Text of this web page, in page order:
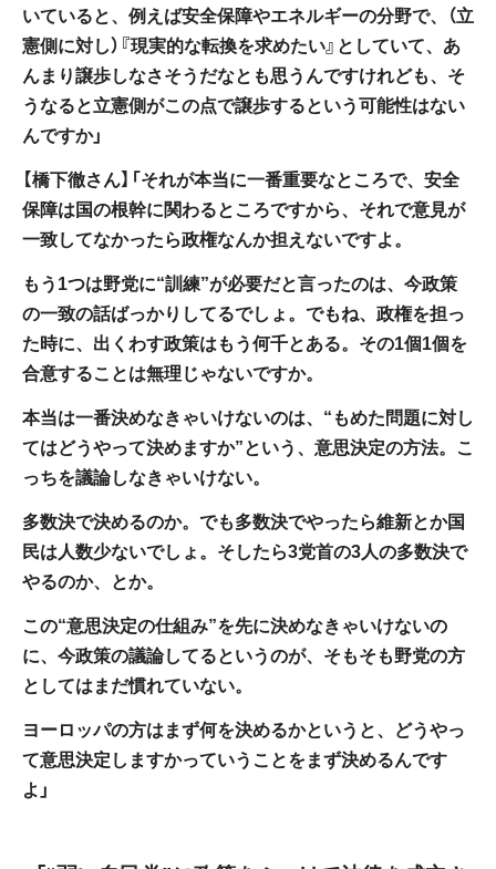
いていると、例えば安全保障やエネルギーの分野で、（立
憲側に対し）『現実的な転換を求めたい』としていて、あ
んまり譲歩しなさそうだなとも思うんですけれども、そ
うなると立憲側がこの点で譲歩するという可能性はない
んですか」
【橋下徹さん】「それが本当に一番重要なところで、安全
保障は国の根幹に関わるところですから、それで意見が
一致してなかったら政権なんか担えないですよ。
もう1つは野党に“訓練”が必要だと言ったのは、今政策
の一致の話ばっかりしてるでしょ。でもね、政権を担っ
た時に、出くわす政策はもう何千とある。その1個1個を
合意することは無理じゃないですか。
本当は一番決めなきゃいけないのは、“もめた問題に対し
てはどうやって決めますか”という、意思決定の方法。こ
っちを議論しなきゃいけない。
多数決で決めるのか。でも多数決でやったら維新とか国
民は人数少ないでしょ。そしたら3党首の3人の多数決で
やるのか、とか。
この“意思決定の仕組み”を先に決めなきゃいけないの
に、今政策の議論してるというのが、そもそも野党の方
としてはまだ慣れていない。
ヨーロッパの方はまず何を決めるかというと、どうやっ
て意思決定しますかっていうことをまず決めるんです
よ」